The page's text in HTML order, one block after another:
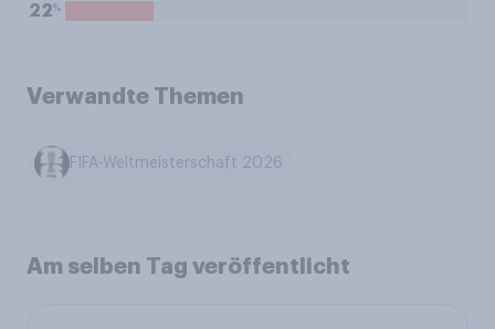
22%
Verwandte Themen
FIFA-Weltmeisterschaft 2026
Am selben Tag veröffentlicht